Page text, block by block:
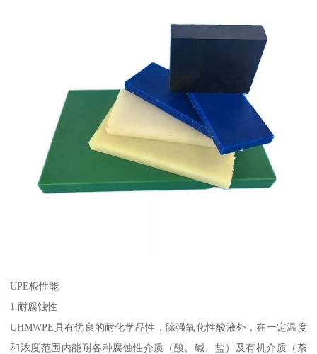
UPE板性能
1.耐腐蚀性
UHMWPE具有优良的耐化学品性，除强氧化性酸液外，在一定温度
和浓度范围内能耐各种腐蚀性介质（酸、碱、盐）及有机介质（荼